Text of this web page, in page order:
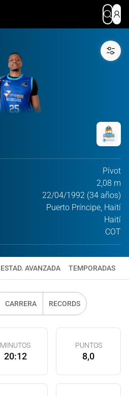
Pívot
2,08 m
22/04/1992 (34 años)
Puerto Príncipe, Haití
Haití
COT
ESTAD. AVANZADA TEMPORADAS
CARRERA RECORDS
MINUTOS
20:12
PUNTOS
8,0